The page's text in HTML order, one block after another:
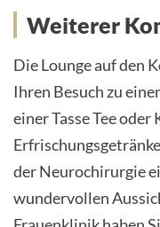
Weiterer
Die Lounge auf den
Ihren Besuch zu
einer Tasse Tee
der Neurochirurgie
wundervollen